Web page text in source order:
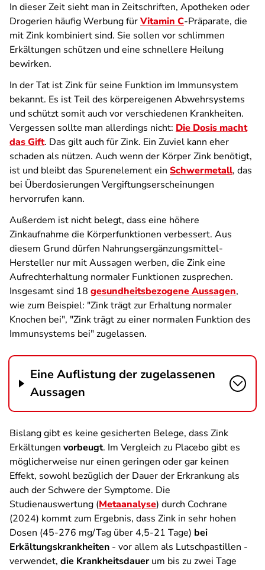
In dieser Zeit sieht man in Zeitschriften, Apotheken oder
Drogerien häufig Werbung fürVitamin C-Präparate, die
mit Zink kombiniert sind. Sie sollen vor schlimmen
Erkältungen schützen und eine schnellere Heilung
bewirken.
In der Tat ist Zink für seine Funktion im Immunsystem
bekannt. Es ist Teil des körpereigenen Abwehrsystems
und schützt somit auch vor verschiedenen Krankheiten.
Vergessen sollte man allerdings nicht: Die Dosis macht
das Gift. Das gilt auch für Zink. Ein Zuviel kann eher
schaden als nützen. Auch wenn der Körper Zink benötigt,
ist und bleibt das Spurenelement ein Schwermetall, das
bei Überdosierungen Vergiftungs­erscheinungen
hervorrufen kann.
Außerdem ist nicht belegt, dass eine höhere
Zinkaufnahme die Körperfunktionen verbessert. Aus
diesem Grund dürfen Nahrungs­ergänzungs­mittel-
Hersteller nur mit Aussagen werben, die Zink eine
Aufrechterhaltung normaler Funktionen zusprechen.
Insgesamt sind 18 gesundheitsbezogene Aussagen,
wie zum Beispiel: "Zink trägt zur Erhaltung normaler
Knochen bei", "Zink trägt zu einer normalen Funktion des
Immunsystems bei" zugelassen.
Eine Auflistung der zugelassenen
Aussagen
Bislang gibt es keine gesicherten Belege, dass Zink
Erkältungen vorbeugt. Im Vergleich zu Placebo gibt es
möglicherweise nur einen geringen oder gar keinen
Effekt, sowohl bezüglich der Dauer der Erkrankung als
auch der Schwere der Symptome. Die
Studienauswertung (Metaanalyse) durch Cochrane
(2024) kommt zum Ergebnis, dass Zink in sehr hohen
Dosen (45-276 mg/Tag über 4,5-21 Tage) bei
Erkältungskrankheiten - vor allem als Lutschpastillen -
verwendet, die Krankheitsdauerum bis zu zwei Tage